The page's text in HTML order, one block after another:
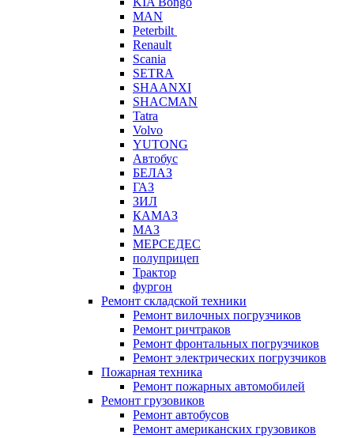
MAN
Peterbilt
Renault
Scania
SETRA
SHAANXI
SHACMAN
Tatra
Volvo
YUTONG
Автобус
БЕЛАЗ
ГАЗ
ЗИЛ
КАМАЗ
МАЗ
МЕРСЕДЕС
полуприцеп
Трактор
фургон
Ремонт складской техники
Ремонт вилочных погрузчиков
Ремонт ричтраков
Ремонт фронтальных погрузчиков
Ремонт электрических погрузчиков
Пожарная техника
Ремонт пожарных автомобилей
Ремонт грузовиков
Ремонт автобусов
Ремонт американских грузовиков